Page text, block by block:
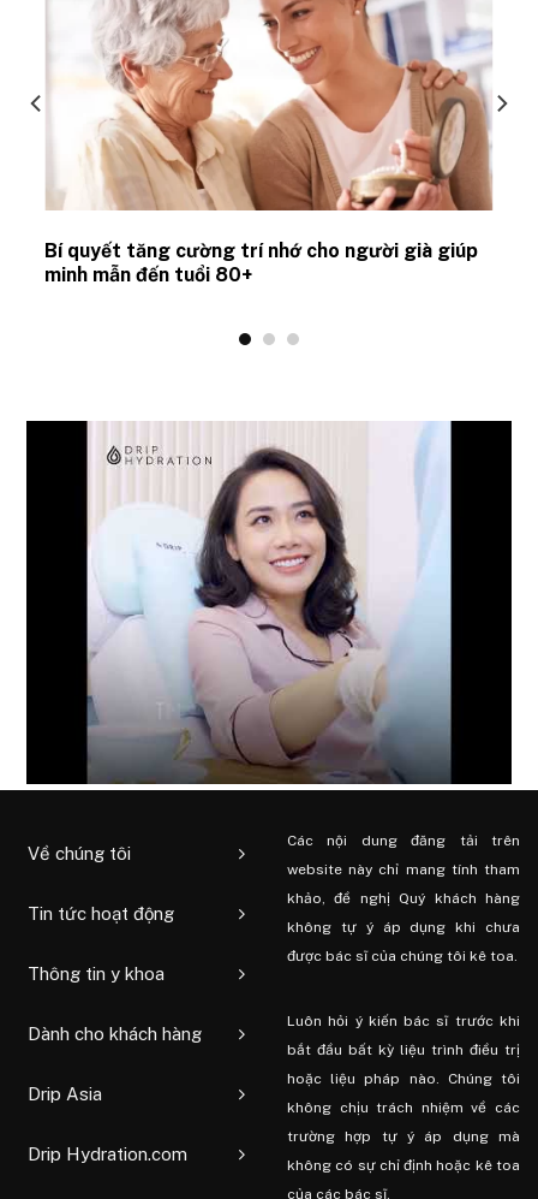
Bí quyết tăng cường trí nhớ cho người già giúp
minh mẫn đến tuổi 80+
Về chúng tôi
Tin tức hoạt động
Thông tin y khoa
Dành cho khách hàng
Drip Asia
Drip Hydration.com
Các nội dung đăng tải trên
website này chỉ mang tính tham
khảo, đề nghị Quý khách hàng
không tự ý áp dụng khi chưa
được bác sĩ của chúng tôi kê toa.
Luôn hỏi ý kiến ​​bác sĩ trước khi
bắt đầu bất kỳ liệu trình điều trị
hoặc liệu pháp nào. Chúng tôi
không chịu trách nhiệm về các
trường hợp tự ý áp dụng mà
không có sự chỉ định hoặc kê toa
của các bác sĩ.